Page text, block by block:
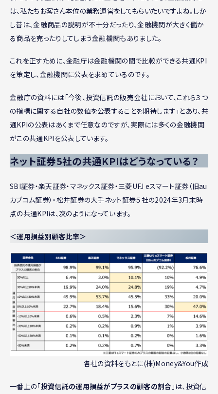
は、私たちお客さん本位の業務運営をしてもらいたいですよね。しか
し昔は、金融商品の説明が不十分だったり、金融機関が大きく儲か
る商品を売ったりしてしまう金融機関もありました。
これを正すために、金融庁は金融機関の間で比較ができる共通KPI
を策定し、金融機関に公表を求めているのです。
金融庁の資料には「今後、投資信託の販売会社において、これら３つ
の指標に関する自社の数値を公表することを期待します」とあり、共
通KPIの公表はあくまで任意なのですが、実際には多くの金融機関
がこの共通KPIを公表しています。
ネット証券5社の共通KPIはどうなっている？
SBI証券・楽天証券・マネックス証券・三菱UFJ eスマート証券（旧au
カブコム証券）・松井証券の大手ネット証券５社の2024年3月末時
点の共通KPIは、次のようになっています。
＜運用損益別顧客比率＞
各社の資料をもとに(株)Money&You作成
一番上の「投資信託の運用損益がプラスの顧客の割合 」は、投資信